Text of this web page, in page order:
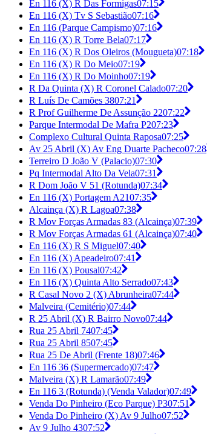
En 116 (X) R Das Formigas07:15
En 116 (X) Tv S Sebastião07:16
En 116 (Parque Campismo)07:16
En 116 (X) R Torre Bela07:17
En 116 (X) R Dos Oleiros (Mougueta)07:18
En 116 (X) R Do Meio07:19
En 116 (X) R Do Moinho07:19
R Da Quinta (X) R Coronel Calado07:20
R Luís De Camões 3807:21
R Prof Guilherme De Assunção 2207:22
Parque Intermodal De Mafra P207:23
Complexo Cultural Quinta Raposa07:25
Av 25 Abril (X) Av Eng Duarte Pacheco07:28
Terreiro D João V (Palacio)07:30
Pq Intermodal Alto Da Vela07:31
R Dom João V 51 (Rotunda)07:34
En 116 (X) Portagem A2107:35
Alcainça (X) R Lagoa07:38
R Mov Forças Armadas 83 (Alcainça)07:39
R Mov Forças Armadas 61 (Alcainça)07:40
En 116 (X) R S Miguel07:40
En 116 (X) Apeadeiro07:41
En 116 (X) Pousal07:42
En 116 (X) Quinta Alto Serrado07:43
R Casal Novo 2 (X) Abrunheira07:44
Malveira (Cemitério)07:44
R 25 Abril (X) R Bairro Novo07:44
Rua 25 Abril 7407:45
Rua 25 Abril 8507:45
Rua 25 De Abril (Frente 18)07:46
En 116 36 (Supermercado)07:47
Malveira (X) R Lamarão07:49
En 116 3 (Rotunda) (Venda Valador)07:49
Venda Do Pinheiro (Eco Parque) P307:51
Venda Do Pinheiro (X) Av 9 Julho07:52
Av 9 Julho 4307:52